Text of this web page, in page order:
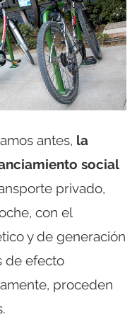
antes, la
social
privado,
con el
y de generación
de efecto
proceden